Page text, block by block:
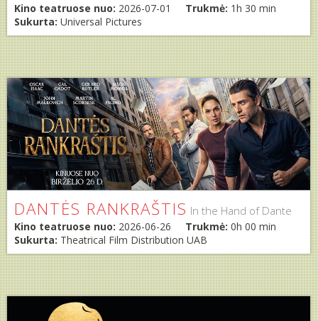
Kino teatruose nuo: 2026-07-01 Trukmė: 1h 30 min
Sukurta: Universal Pictures
DANTĖS RANKRAŠTIS In the Hand of Dante
Kino teatruose nuo: 2026-06-26 Trukmė: 0h 00 min
Sukurta: Theatrical Film Distribution UAB